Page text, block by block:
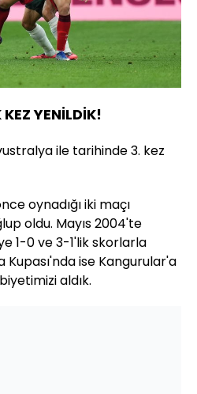
YENİLDİK!
ile tarihinde 3. kez
oynadığı iki maçı
oldu. Mayıs 2004'te
1-0 ve 3-1'lik skorlarla
Kupası'nda ise Kangurular'a
aldık.